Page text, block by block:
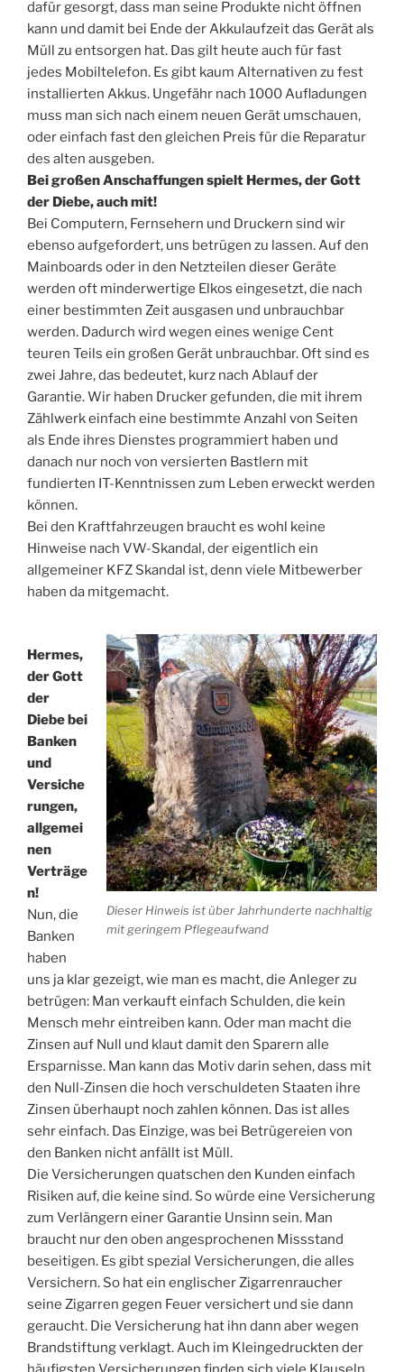
dafür gesorgt, dass man seine Produkte nicht öffnen
kann und damit bei Ende der Akkulaufzeit das Gerät als
Müll zu entsorgen hat. Das gilt heute auch für fast
jedes Mobiltelefon. Es gibt kaum Alternativen zu fest
installierten Akkus. Ungefähr nach 1000 Aufladungen
muss man sich nach einem neuen Gerät umschauen,
oder einfach fast den gleichen Preis für die Reparatur
des alten ausgeben.
Bei großen Anschaffungen spielt Hermes, der Gott
der Diebe, auch mit!
Bei Computern, Fernsehern und Druckern sind wir
ebenso aufgefordert, uns betrügen zu lassen. Auf den
Mainboards oder in den Netzteilen dieser Geräte
werden oft minderwertige Elkos eingesetzt, die nach
einer bestimmten Zeit ausgasen und unbrauchbar
werden. Dadurch wird wegen eines wenige Cent
teuren Teils ein großen Gerät unbrauchbar. Oft sind es
zwei Jahre, das bedeutet, kurz nach Ablauf der
Garantie. Wir haben Drucker gefunden, die mit ihrem
Zählwerk einfach eine bestimmte Anzahl von Seiten
als Ende ihres Dienstes programmiert haben und
danach nur noch von versierten Bastlern mit
fundierten IT-Kenntnissen zum Leben erweckt werden
können.
Bei den Kraftfahrzeugen braucht es wohl keine
Hinweise nach VW-Skandal, der eigentlich ein
allgemeiner KFZ Skandal ist, denn viele Mitbewerber
haben da mitgemacht.
Dieser Hinweis ist über Jahrhunderte nachhaltig
mit geringem Pflegeaufwand
Hermes,
der Gott
der
Diebe bei
Banken
und
Versiche
rungen,
allgemei
nen
Verträge
n!
Nun, die
Banken
haben
uns ja klar gezeigt, wie man es macht, die Anleger zu
betrügen: Man verkauft einfach Schulden, die kein
Mensch mehr eintreiben kann. Oder man macht die
Zinsen auf Null und klaut damit den Sparern alle
Ersparnisse. Man kann das Motiv darin sehen, dass mit
den Null-Zinsen die hoch verschuldeten Staaten ihre
Zinsen überhaupt noch zahlen können. Das ist alles
sehr einfach. Das Einzige, was bei Betrügereien von
den Banken nicht anfällt ist Müll.
Die Versicherungen quatschen den Kunden einfach
Risiken auf, die keine sind. So würde eine Versicherung
zum Verlängern einer Garantie Unsinn sein. Man
braucht nur den oben angesprochenen Missstand
beseitigen. Es gibt spezial Versicherungen, die alles
Versichern. So hat ein englischer Zigarrenraucher
seine Zigarren gegen Feuer versichert und sie dann
geraucht. Die Versicherung hat ihn dann aber wegen
Brandstiftung verklagt. Auch im Kleingedruckten der